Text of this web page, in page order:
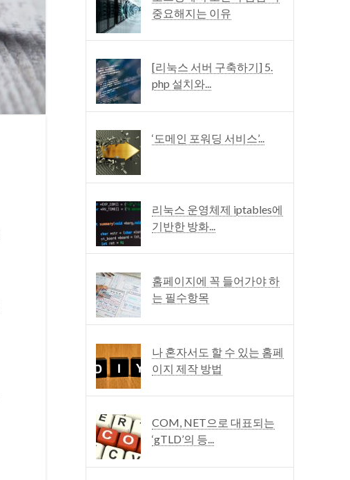
중요해지는 이유
[리눅스 서버 구축하기] 5.
php 설치와...
‘도메인 포워딩 서비스’...
리눅스 운영체제 iptables에
기반한 방화...
홈페이지에 꼭 들어가야 하
는 필수항목
나 혼자서도 할 수 있는 홈페
이지 제작 방법
COM, NET으로 대표되는
‘gTLD’의 등...